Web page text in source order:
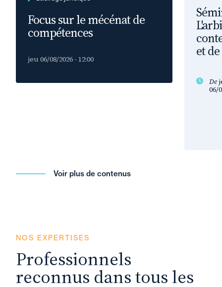
Focus sur le mécénat de
compétences
jeu 06/08/2026 - 12:00
et
De
06/
Voir plus de contenus
NOS EXPERTISES
Professionnels
reconnus dans tous les